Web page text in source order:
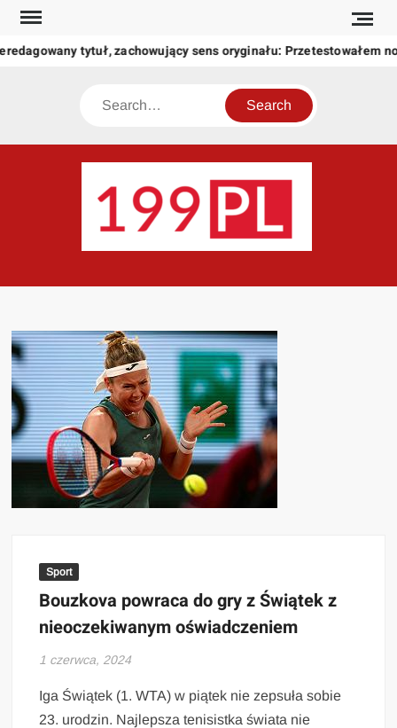
Skip
content
tytuł, zachowujący sens oryginału: Przetestowałem
Search
świat
Sport
Bouzkova powraca do gry z Świątek z
nieoczekiwanym oświadczeniem
1 czerwca, 2024
Iga Świątek (1. WTA) w piątek nie zepsuła sobie
23. urodzin. Najlepsza tenisistka świata nie